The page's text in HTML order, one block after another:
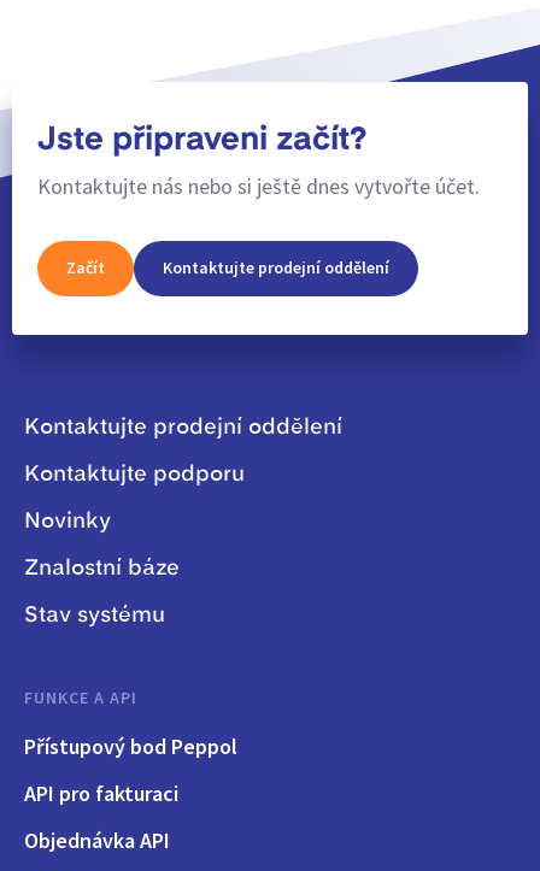
Jste připraveni začít?
Kontaktujte nás nebo si ještě dnes vytvořte účet.
Začít Kontaktujte prodejní oddělení
Kontaktujte prodejní oddělení
Kontaktujte podporu
Novinky
Znalostní báze
Stav systému
FUNKCE A API
Přístupový bod Peppol
API pro fakturaci
Objednávka API